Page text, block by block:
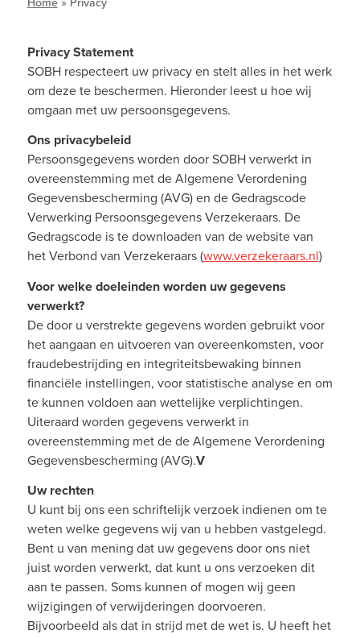
Home» Privacy
Privacy Statement
SOBH respecteert uw privacy en stelt alles in het werk
om deze te beschermen. Hieronder leest u hoe wij
omgaan met uw persoonsgegevens.
Ons privacybeleid
Persoonsgegevens worden door SOBH verwerkt in
overeenstemming met de Algemene Verordening
Gegevensbescherming (AVG) en de Gedragscode
Verwerking Persoonsgegevens Verzekeraars. De
Gedragscode is te downloaden van de website van
het Verbond van Verzekeraars (www.verzekeraars.nl)
Voor welke doeleinden worden uw gegevens
verwerkt?
De door u verstrekte gegevens worden gebruikt voor
het aangaan en uitvoeren van overeenkomsten, voor
fraudebestrijding en integriteitsbewaking binnen
financiële instellingen, voor statistische analyse en om
te kunnen voldoen aan wettelijke verplichtingen.
Uiteraard worden gegevens verwerkt in
overeenstemming met de de Algemene Verordening
Gegevensbescherming (AVG).V
Uw rechten
U kunt bij ons een schriftelijk verzoek indienen om te
weten welke gegevens wij van u hebben vastgelegd.
Bent u van mening dat uw gegevens door ons niet
juist worden verwerkt, dat kunt u ons verzoeken dit
aan te passen. Soms kunnen of mogen wij geen
wijzigingen of verwijderingen doorvoeren.
Bijvoorbeeld als dat in strijd met de wet is. U heeft het